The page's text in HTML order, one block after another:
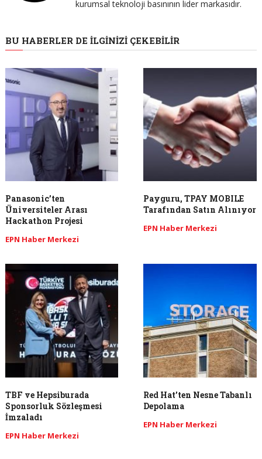
kurumsal teknoloji basınının lider markasıdır.
BU HABERLER DE İLGINIZI ÇEKEBILIR
Panasonic’ten
Üniversiteler Arası
Hackathon Projesi
EPN Haber Merkezi
Payguru, TPAY MOBILE
Tarafından Satın Alınıyor
EPN Haber Merkezi
TBF ve Hepsiburada
Sponsorluk Sözleşmesi
İmzaladı
EPN Haber Merkezi
Red Hat’ten Nesne Tabanlı
Depolama
EPN Haber Merkezi